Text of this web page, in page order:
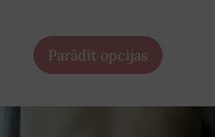
Parādīt opcijas